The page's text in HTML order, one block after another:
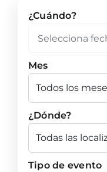
¿Cuándo?
Mes
¿Dónde?
Tipo de evento